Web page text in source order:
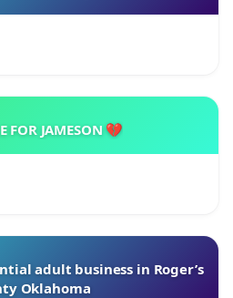
FOR JAMESON 💔
adult business in Roger’s
Oklahoma